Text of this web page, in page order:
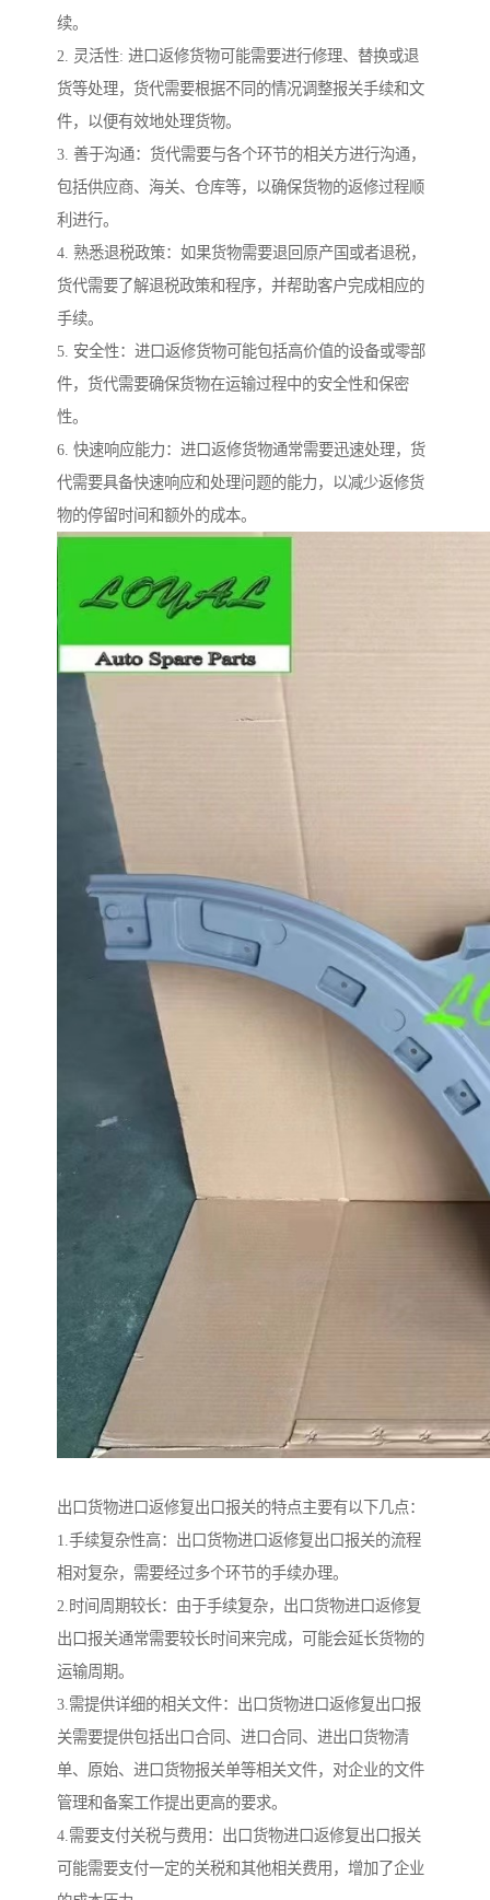
续。
2. 灵活性: 进口返修货物可能需要进行修理、替换或退
货等处理，货代需要根据不同的情况调整报关手续和文
件，以便有效地处理货物。
3. 善于沟通：货代需要与各个环节的相关方进行沟通，
包括供应商、海关、仓库等，以确保货物的返修过程顺
利进行。
4. 熟悉退税政策：如果货物需要退回原产国或者退税，
货代需要了解退税政策和程序，并帮助客户完成相应的
手续。
5. 安全性：进口返修货物可能包括高价值的设备或零部
件，货代需要确保货物在运输过程中的安全性和保密
性。
6. 快速响应能力：进口返修货物通常需要迅速处理，货
代需要具备快速响应和处理问题的能力，以减少返修货
物的停留时间和额外的成本。
出口货物进口返修复出口报关的特点主要有以下几点：
1.手续复杂性高：出口货物进口返修复出口报关的流程
相对复杂，需要经过多个环节的手续办理。
2.时间周期较长：由于手续复杂，出口货物进口返修复
出口报关通常需要较长时间来完成，可能会延长货物的
运输周期。
3.需提供详细的相关文件：出口货物进口返修复出口报
关需要提供包括出口合同、进口合同、进出口货物清
单、原始、进口货物报关单等相关文件，对企业的文件
管理和备案工作提出更高的要求。
4.需要支付关税与费用：出口货物进口返修复出口报关
可能需要支付一定的关税和其他相关费用，增加了企业